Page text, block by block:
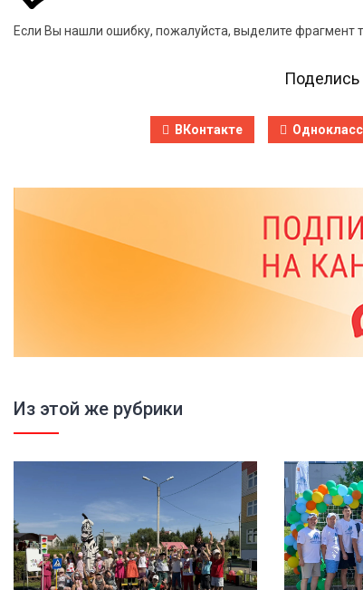
Если Вы нашли ошибку, пожалуйста, выделите фрагмент
ВКонтакте
Из этой же рубрики